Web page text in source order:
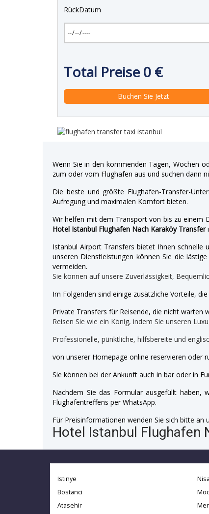
RückDatum
Total Preise0 €
Wenn Sie in den kommenden Tagen, Wochen
zum oder vom Flughafen aus und suchen dann
Die beste und größte Flughafen-Transfer-
Aufregung und maximalen Komfort bieten.
Wir helfen mit dem Transport von bis zu einem
Hotel Istanbul Flughafen Nach Karaköy Transfer
Istanbul Airport Transfers bietet Ihnen
unseren Dienstleistungen können Sie die
vermeiden.
Sie können auf unsere Zuverlässigkeit,
Im Folgenden sind einige zusätzliche Vorteile, die
Private Transfers für Reisende, die nicht warten
Reisen Sie wie ein König, indem Sie unseren
Professionelle, pünktliche, hilfsbereite und
von unserer Homepage online reservieren oder
Sie können bei der Ankunft auch in bar oder in
Nachdem Sie das Formular ausgefüllt haben,
Flughafentreffens per WhatsApp.
Für Preisinformationen wenden Sie sich bitte an
Hotel Istanbul Flughafen
Istinye
Bostanci
Atasehir